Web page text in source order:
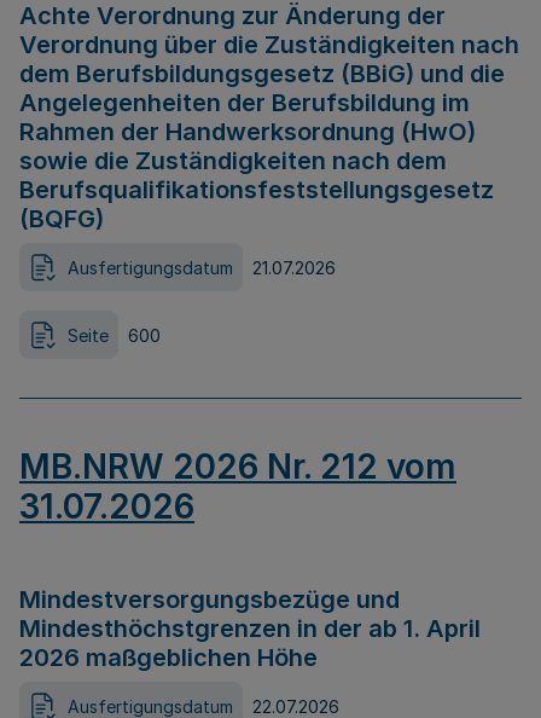
Achte Verordnung zur Änderung der
Verordnung über die Zuständigkeiten nach
dem Berufsbildungsgesetz (BBiG) und die
Angelegenheiten der Berufsbildung im
Rahmen der Handwerksordnung (HwO)
sowie die Zuständigkeiten nach dem
Berufsqualifikationsfeststellungsgesetz
(BQFG)
Ausfertigungsdatum 21.07.2026
Seite 600
MB.NRW 2026 Nr. 212 vom
31.07.2026
Mindestversorgungsbezüge und
Mindesthöchstgrenzen in der ab 1. April
2026 maßgeblichen Höhe
Ausfertigungsdatum 22.07.2026